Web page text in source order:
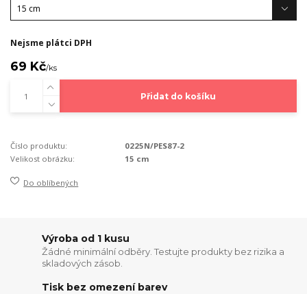
Nejsme plátci DPH
69 Kč/ks
Přidat do košíku
Číslo produktu:
0225N/PES87-2
Velikost obrázku:
15 cm
Do oblíbených
Výroba od 1 kusu
Žádné minimální odběry. Testujte produkty bez rizika a
skladových zásob.
Tisk bez omezení barev